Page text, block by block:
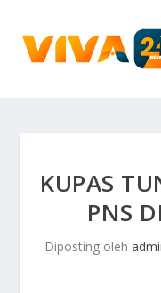
KUPAS
PNS
Diposting oleh